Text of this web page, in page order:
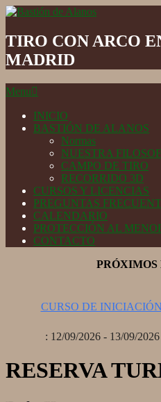
Skip
content
de
Alanos
TIRO CON ARCO
MADRID
Secondary
Menu
Menu
INICIO
BASTIÓN DE ALANOS
Normas
NUESTRA
CAMPO DE TIRO
RECORRIDO 3D
CURSOS Y LICENCIAS
PREGUNTAS
CALENDARIO
PROTECCIÓN AL
CONTACTO
PRÓXIMOS
CURSO DE
: 12/09/2026 - 13/09/
RESERVA